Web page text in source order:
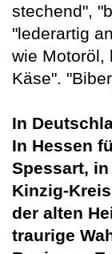
stechend",
"lederartig
wie Motoröl,
Käse".
In
In Hessen
Spessart,
Kinzig-
der alten
traurige